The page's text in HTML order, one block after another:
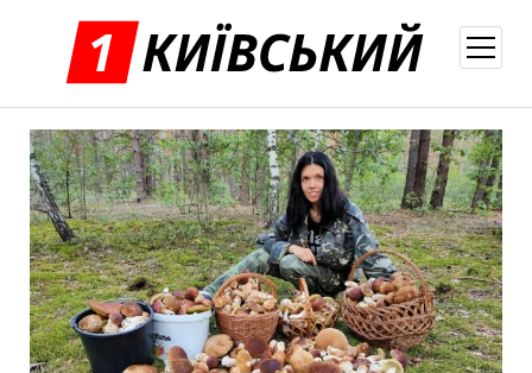
меню